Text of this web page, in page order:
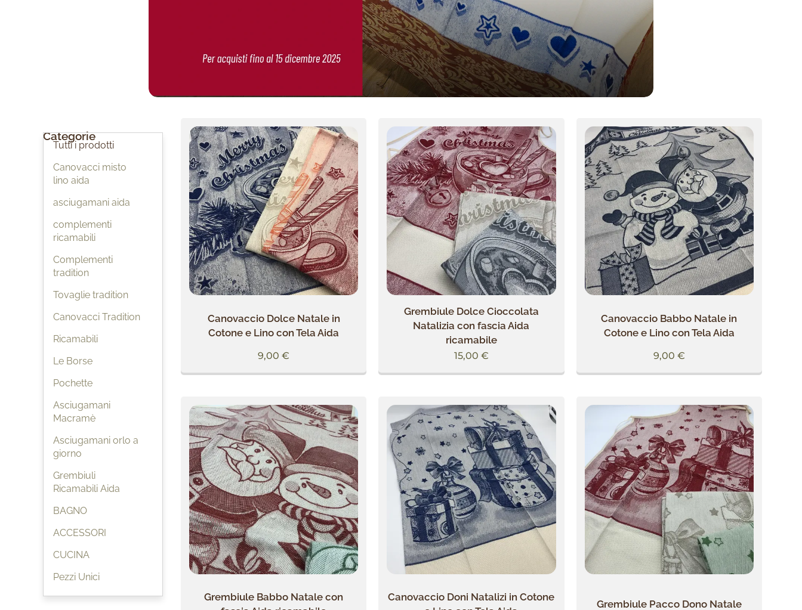
Categorie
Tutti i prodotti
Canovacci misto
lino aida
asciugamani aida
complementi
ricamabili
Complementi
tradition
Tovaglie tradition
Canovacci Tradition
Ricamabili
Le Borse
Pochette
Asciugamani
Macramè
Asciugamani orlo a
giorno
Grembiuli
Ricamabili Aida
BAGNO
ACCESSORI
CUCINA
Pezzi Unici
Canovaccio Dolce Natale in
Cotone e Lino con Tela Aida
9,00 €
Grembiule Dolce Cioccolata
Natalizia con fascia Aida
ricamabile
15,00 €
Canovaccio Babbo Natale in
Cotone e Lino con Tela Aida
9,00 €
Grembiule Babbo Natale con
Canovaccio Doni Natalizi in Cotone
Grembiule Pacco Dono Natale